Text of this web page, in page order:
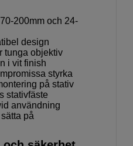
200mm och 24-
design
tunga objektiv
i vit finish
styrka
på stativ
stativfäste
användning
på